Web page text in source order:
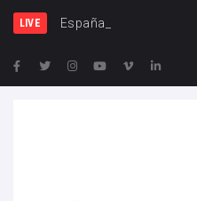
LIVE España y Francia, una